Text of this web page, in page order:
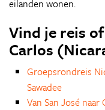
eilanden wonen.
Vind je reis
Carlos
Groepsrondreis
Sawadee
Van San José